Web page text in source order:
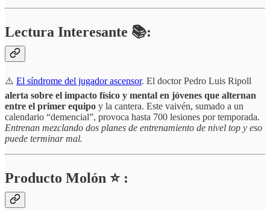
Lectura Interesante 📚:
⚠️ El síndrome del jugador ascensor. El doctor Pedro Luis Ripoll
alerta sobre el impacto físico y mental en jóvenes que alternan
entre el primer equipo y la cantera. Este vaivén, sumado a un
calendario “demencial”, provoca hasta 700 lesiones por temporada.
Entrenan mezclando dos planes de entrenamiento de nivel top y eso
puede terminar mal.
Producto Molón ⭐ :